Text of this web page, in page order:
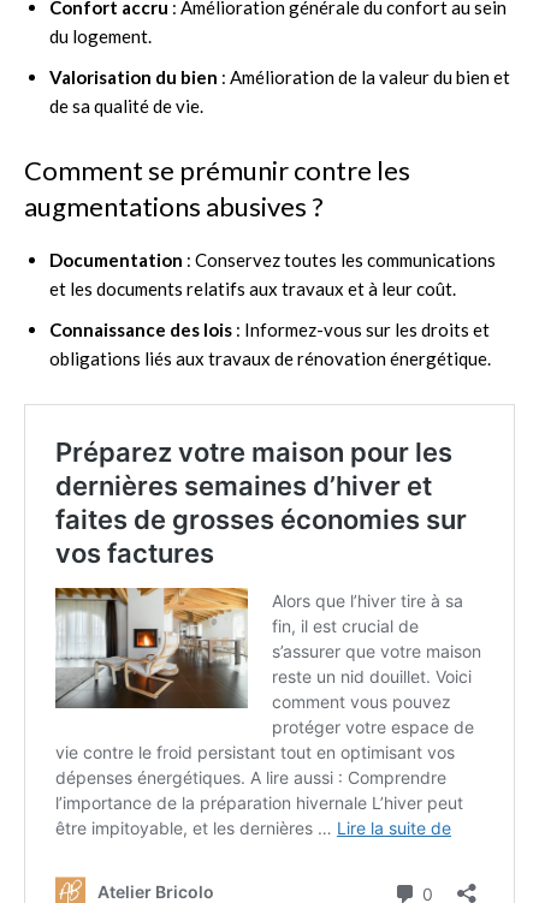
Confort accru : Amélioration générale du confort au sein
du logement.
Valorisation du bien : Amélioration de la valeur du bien et
de sa qualité de vie.
Comment se prémunir contre les
augmentations abusives ?
Documentation : Conservez toutes les communications
et les documents relatifs aux travaux et à leur coût.
Connaissance des lois : Informez-vous sur les droits et
obligations liés aux travaux de rénovation énergétique.